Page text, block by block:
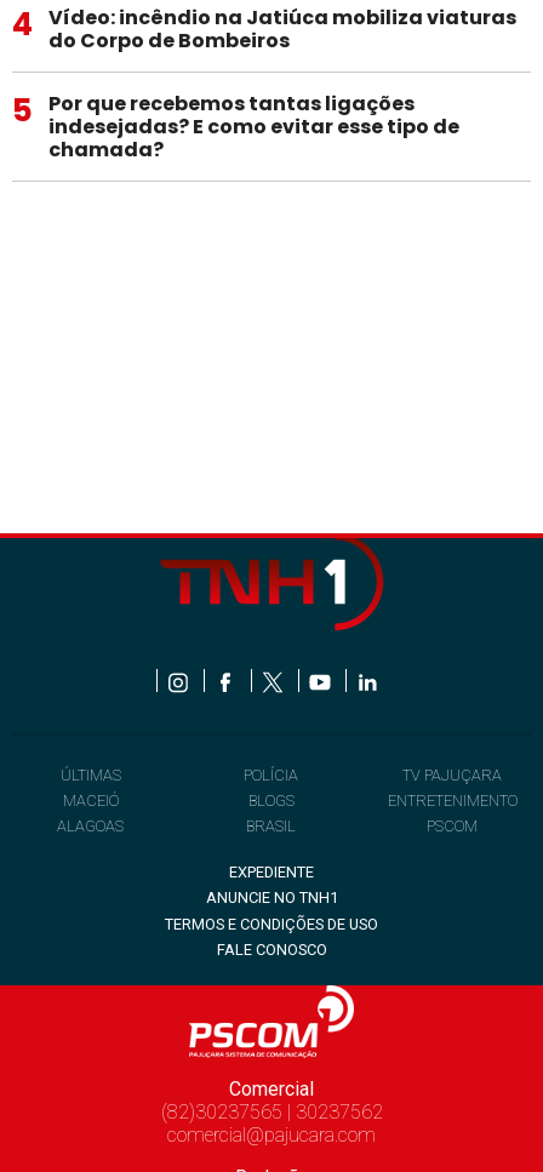
4
Vídeo: incêndio na Jatiúca mobiliza viaturas
do Corpo de Bombeiros
5
Por que recebemos tantas ligações
indesejadas? E como evitar esse tipo de
chamada?
ÚLTIMAS
MACEIÓ
ALAGOAS
POLÍCIA
BLOGS
BRASIL
TV PAJUÇARA
ENTRETENIMENTO
PSCOM
EXPEDIENTE
ANUNCIE NO TNH1
TERMOS E CONDIÇÕES DE USO
FALE CONOSCO
Comercial
(82)30237565 | 30237562
comercial@pajucara.com